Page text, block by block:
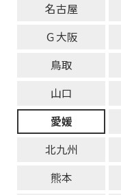
名古屋
Ｇ大阪
鳥取
山口
愛媛
北九州
熊本